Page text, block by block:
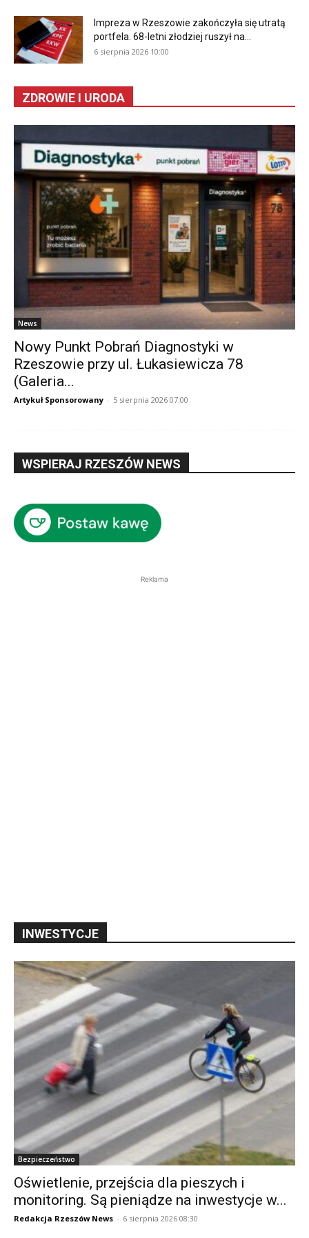
Impreza w Rzeszowie zakończyła się utratą
portfela. 68-letni złodziej ruszył na...
6 sierpnia 2026 10:00
ZDROWIE I URODA
News
Nowy Punkt Pobrań Diagnostyki w
Rzeszowie przy ul. Łukasiewicza 78
(Galeria...
Artykuł Sponsorowany - 5 sierpnia 2026 07:00
WSPIERAJ RZESZÓW NEWS
Reklama
INWESTYCJE
Bezpieczeństwo
Oświetlenie, przejścia dla pieszych i
monitoring. Są pieniądze na inwestycje w...
Redakcja Rzeszów News - 6 sierpnia 2026 08:30